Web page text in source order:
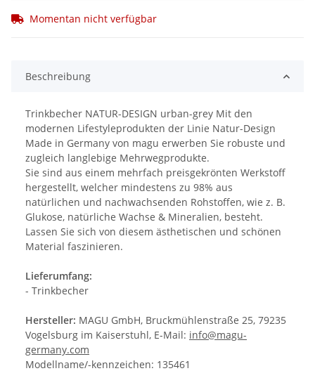
Momentan nicht verfügbar
Beschreibung
Trinkbecher NATUR-DESIGN urban-grey Mit den
modernen Lifestyleprodukten der Linie Natur-Design
Made in Germany von magu erwerben Sie robuste und
zugleich langlebige Mehrwegprodukte.
Sie sind aus einem mehrfach preisgekrönten Werkstoff
hergestellt, welcher mindestens zu 98% aus
natürlichen und nachwachsenden Rohstoffen, wie z. B.
Glukose, natürliche Wachse & Mineralien, besteht.
Lassen Sie sich von diesem ästhetischen und schönen
Material faszinieren.
Lieferumfang:
- Trinkbecher
Hersteller: MAGU GmbH, Bruckmühlenstraße 25, 79235
Vogelsburg im Kaiserstuhl, E-Mail: info@magu-
germany.com
Modellname/-kennzeichen: 135461